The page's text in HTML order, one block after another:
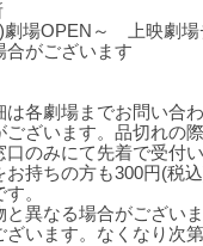
劇場OPEN～ 上映劇場
がございます
各劇場までお問い合わ
ざいます。品切れの際
のみにて先着で受付い
持ちの方も300円(税
。
異なる場合がございま
います。なくなり次第